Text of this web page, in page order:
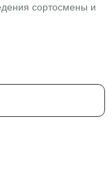
сортосмены и